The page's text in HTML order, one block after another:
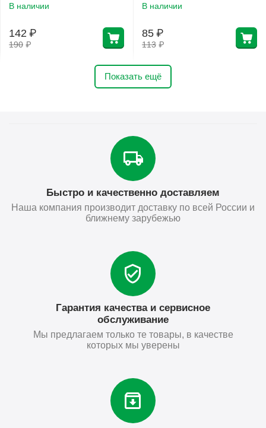
В наличии
190 ₽
142 ₽
В наличии
113 ₽
85 ₽
Показать ещё
Быстро и качественно доставляем
Наша компания производит доставку по всей России и
ближнему зарубежью
Гарантия качества и сервисное
обслуживание
Мы предлагаем только те товары, в качестве
которых мы уверены